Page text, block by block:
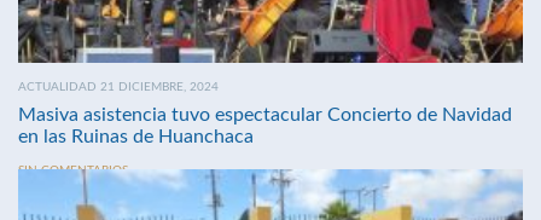
ACTUALIDAD 21 DICIEMBRE, 2024
Masiva asistencia tuvo espectacular Concierto de Navidad
en las Ruinas de Huanchaca
SIN COMENTARIOS